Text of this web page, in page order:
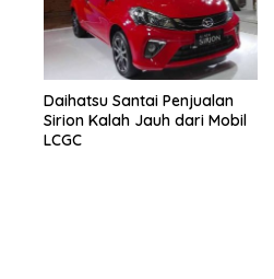
Daihatsu Santai Penjualan
Sirion Kalah Jauh dari Mobil
LCGC